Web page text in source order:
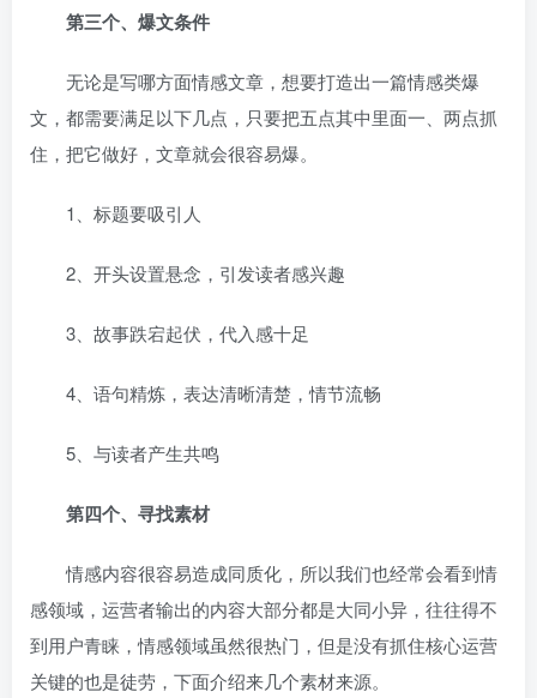
第三个、爆文条件
无论是写哪方面情感文章，想要打造出一篇情感类爆
文，都需要满足以下几点，只要把五点其中里面一、两点抓
住，把它做好，文章就会很容易爆。
1、标题要吸引人
2、开头设置悬念，引发读者感兴趣
3、故事跌宕起伏，代入感十足
4、语句精炼，表达清晰清楚，情节流畅
5、与读者产生共鸣
第四个、寻找素材
情感内容很容易造成同质化，所以我们也经常会看到情
感领域，运营者输出的内容大部分都是大同小异，往往得不
到用户青睐，情感领域虽然很热门，但是没有抓住核心运营
关键的也是徒劳，下面介绍来几个素材来源。